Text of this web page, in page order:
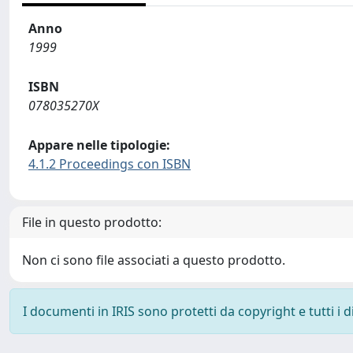
Anno
1999
ISBN
078035270X
Appare nelle tipologie:
4.1.2 Proceedings con ISBN
File in questo prodotto:
Non ci sono file associati a questo prodotto.
I documenti in IRIS sono protetti da copyright e tutti i